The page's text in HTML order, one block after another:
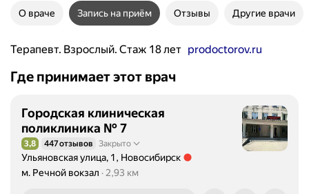
О враче Запись на приём Отзывы Другие врачи
Терапевт. Взрослый. Стаж 18 лет prodoctorov.ru
Где принимает этот врач
Городская клиническая
поликлиника № 7
Рейтинг 3,8 из 5
3,8 447 отзывов Закрыто
Ульяновская улица, 1, Новосибирск
Метро м. Речной вокзал Расстояние 2,93 км
м. Речной вокзал 2,93 км